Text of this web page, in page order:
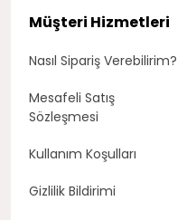
Müşteri Hizmetleri
Nasıl Sipariş Verebilirim?
Mesafeli Satış
Sözleşmesi
Kullanım Koşulları
Gizlilik Bildirimi